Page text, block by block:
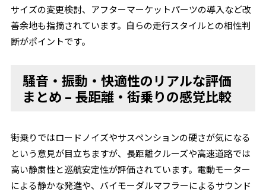
サイズの変更検討、アフターマーケットパーツの導入など改
善余地も指摘されています。自らの走行スタイルとの相性判
断がポイントです。
騒音・振動・快適性のリアルな評価
まとめ – 長距離・街乗りの感覚比較
街乗りではロードノイズやサスペンションの硬さが気になる
という意見が目立ちますが、長距離クルーズや高速道路では
高い静粛性と巡航安定性が評価されています。電動モーター
による静かな発進や、バイモーダルマフラーによるサウンド